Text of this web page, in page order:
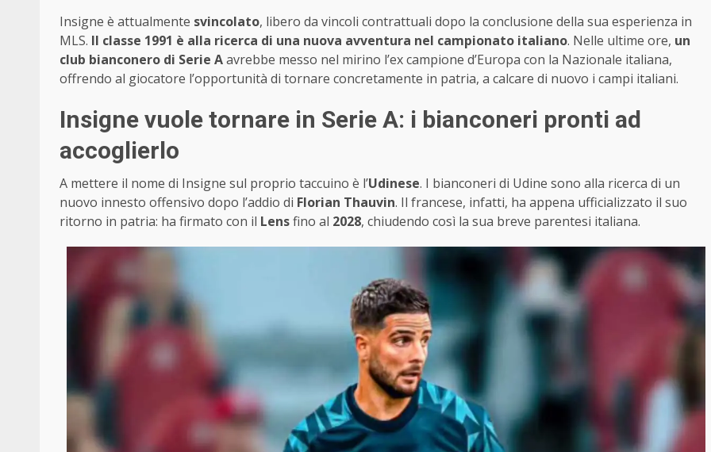
Insigne è attualmente svincolato, libero da vincoli contrattuali dopo la conclusione della sua esperienza in
MLS. Il classe 1991 è alla ricerca di una nuova avventura nel campionato italiano. Nelle ultime ore, un
club bianconero di Serie Aavrebbe messo nel mirino l’ex campione d’Europa con la Nazionale italiana,
offrendo al giocatore l’opportunità di tornare concretamente in patria, a calcare di nuovo i campi italiani.
Insigne vuole tornare in Serie A: i bianconeri pronti ad
accoglierlo
A mettere il nome di Insigne sul proprio taccuino è l’Udinese. I bianconeri di Udine sono alla ricerca di un
nuovo innesto offensivo dopo l’addio di Florian Thauvin. Il francese, infatti, ha appena ufficializzato il suo
ritorno in patria: ha firmato con il Lensfino al 2028, chiudendo così la sua breve parentesi italiana.